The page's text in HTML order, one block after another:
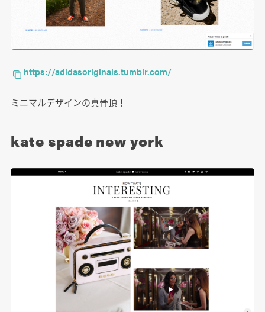
https://adidasoriginals.tumblr.com/
ミニマルデザインの真骨頂！
kate spade new york